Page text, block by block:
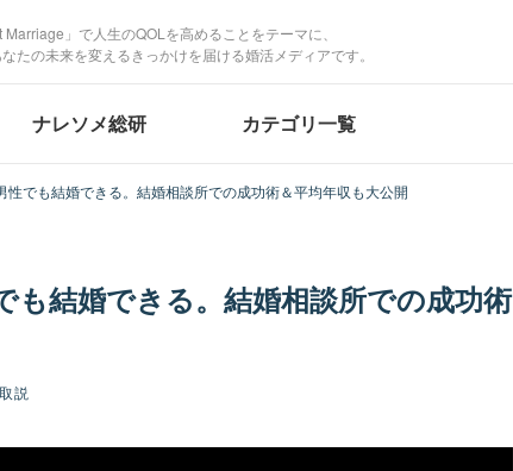
Marriage」で人生のQOLを高めることをテーマに、
たの未来を変えるきっかけを届ける婚活メディアです。
ナレソメ総研 カテゴリ一覧
性でも結婚できる。結婚相談所での成功術＆平均年収も大公開
も結婚できる。結婚相談所での成功術
説